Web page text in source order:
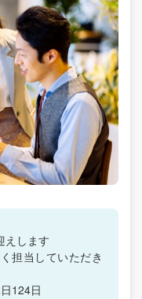
えします
担当していただき
124日